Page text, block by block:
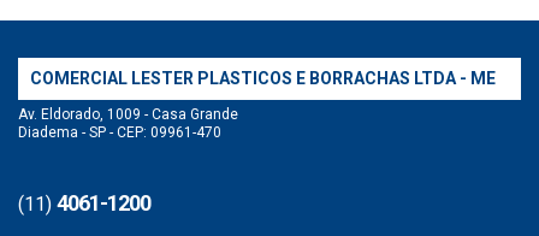
COMERCIAL LESTER PLASTICOS E BORRACHAS LTDA - ME
Av. Eldorado, 1009 - Casa Grande
Diadema - SP - CEP: 09961-470
(11) 4061-1200